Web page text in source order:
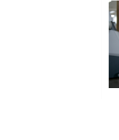
環境事業
会社概要